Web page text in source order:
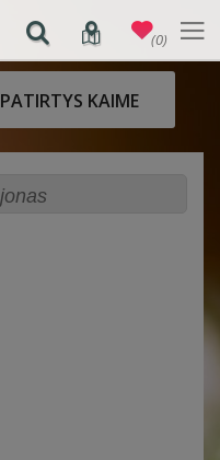
PATIRTYS KAIME
(0)